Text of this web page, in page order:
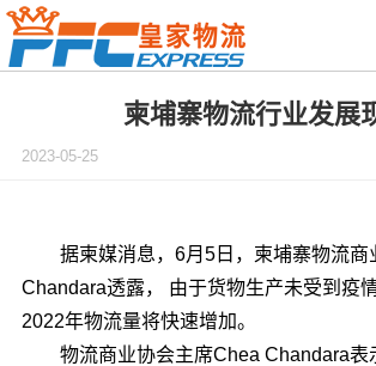
柬埔寨物流行业发展
2023-05-25
据柬媒消息，6月5日，柬埔寨物流商
Chandara透露， 由于货物生产未受到疫
2022年物流量将快速增加。
物流商业协会主席Chea Chandara表